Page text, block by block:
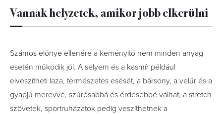
Vannak helyzetek, amikor jobb elkerülni
Számos előnye ellenére a keményítő nem minden anyag
esetén működik jól. A selyem és a kasmír például
elveszítheti laza, természetes esését, a bársony, a velúr és a
gyapjú merevvé, szúrósabbá és érdesebbé válhat, a stretch
szövetek, sportruházatok pedig veszíthetnek a